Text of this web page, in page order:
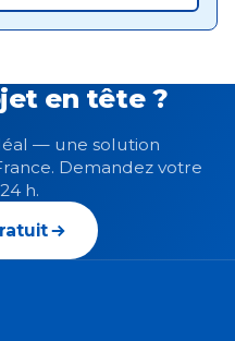
en tête ?
— une solution
Demandez votre
h.